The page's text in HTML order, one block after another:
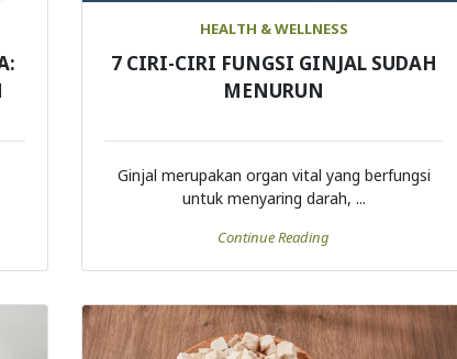
Continue Reading